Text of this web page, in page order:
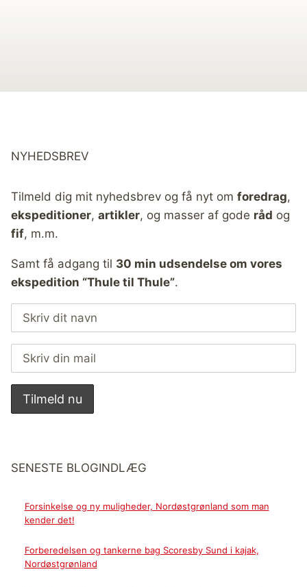
NYHEDSBREV
Tilmeld dig mit nyhedsbrev og få nyt om foredrag,
ekspeditioner, artikler, og masser af gode råd og
fif, m.m.
Samt få adgang til 30 min udsendelse om vores
ekspedition “Thule til Thule”.
SENESTE BLOGINDLÆG
Forsinkelse og ny muligheder, Nordøstgrønland som man
kender det!
Forberedelsen og tankerne bag Scoresby Sund i kajak,
Nordøstgrønland